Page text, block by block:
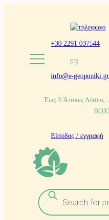
περιεχόμενο+30 2291 037544
info@e-geoponiki.gr
Έως 9 Άτοκες
Είσοδος / εγγραφή
Α
ν